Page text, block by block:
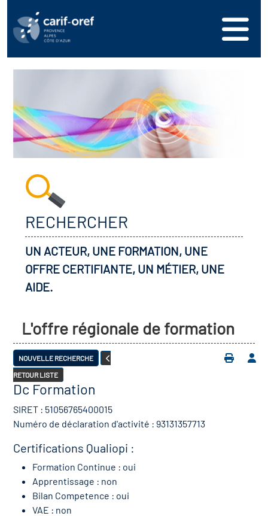
RECHERCHER
UN ACTEUR, UNE FORMATION, UNE
OFFRE CERTIFIANTE, UN MÉTIER, UNE
AIDE.
L'offre régionale de formation
NOUVELLE RECHERCHE
RETOUR LISTE
Dc Formation
SIRET : 51056765400015
Numéro de déclaration d'activité : 93131357713
Certifications Qualiopi :
Formation Continue : oui
Apprentissage : non
Bilan Competence : oui
VAE : non